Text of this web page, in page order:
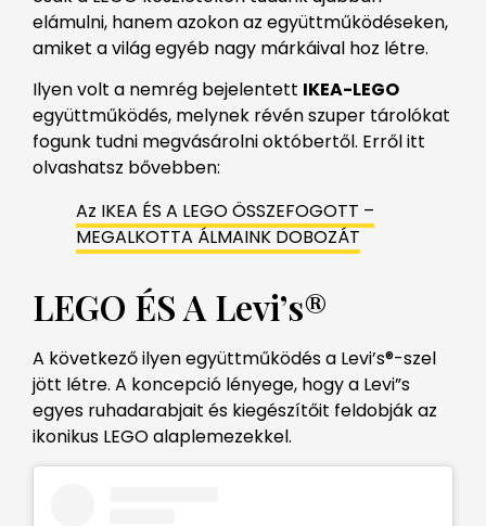
elámulni, hanem azokon az együttműködéseken,
amiket a világ egyéb nagy márkáival hoz létre.
Ilyen volt a nemrég bejelentett IKEA-LEGO
együttműködés, melynek révén szuper tárolókat
fogunk tudni megvásárolni októbertől. Erről itt
olvashatsz bővebben:
Az IKEA ÉS A LEGO ÖSSZEFOGOTT –
MEGALKOTTA ÁLMAINK DOBOZÁT
LEGO ÉS A Levi’s®
A következő ilyen együttműködés a Levi’s®-szel
jött létre. A koncepció lényege, hogy a Levi”s
egyes ruhadarabjait és kiegészítőit feldobják az
ikonikus LEGO alaplemezekkel.